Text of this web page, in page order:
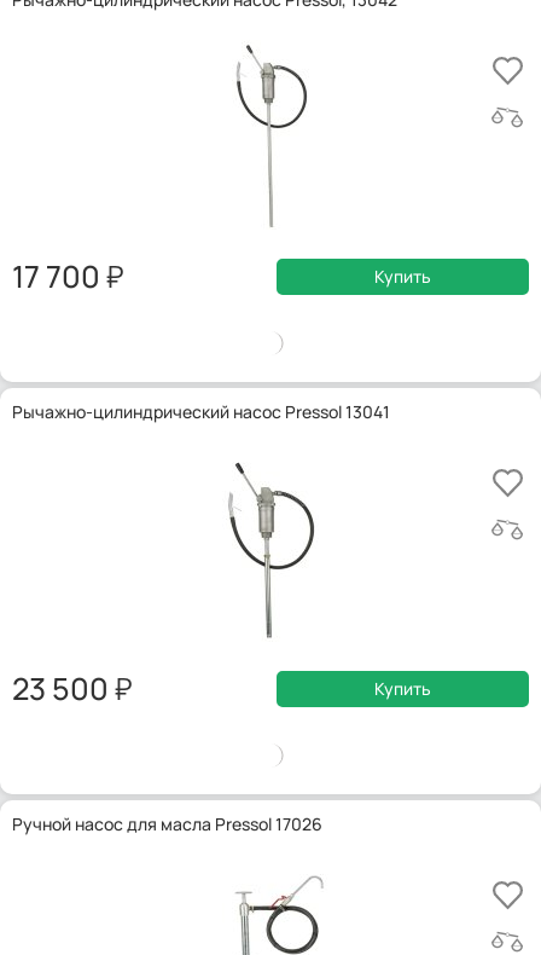
17 700 Купить
Рычажно-цилиндрический насос Pressol 13041
23 500 Купить
Ручной насос для масла Pressol 17026